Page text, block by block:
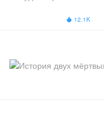
 12.1K